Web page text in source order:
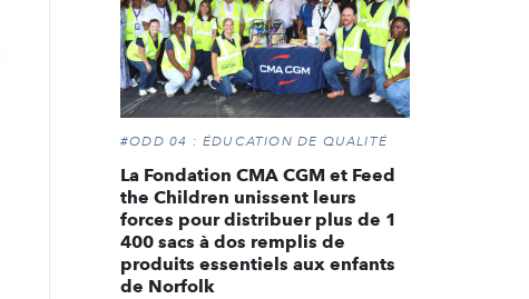
#ODD 04 : ÉDUCATION DE QUALITÉ
La Fondation CMA CGM et Feed
the Children unissent leurs
forces pour distribuer plus de 1
400 sacs à dos remplis de
produits essentiels aux enfants
de Norfolk